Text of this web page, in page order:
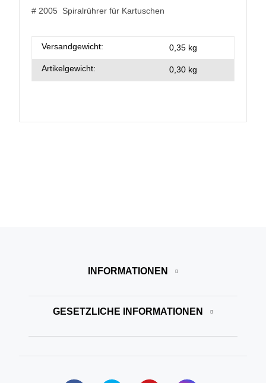
# 2005 Spiralrührer für Kartuschen
Versandgewicht: 0,35 kg
Artikelgewicht: 0,30 kg
INFORMATIONEN
GESETZLICHE INFORMATIONEN